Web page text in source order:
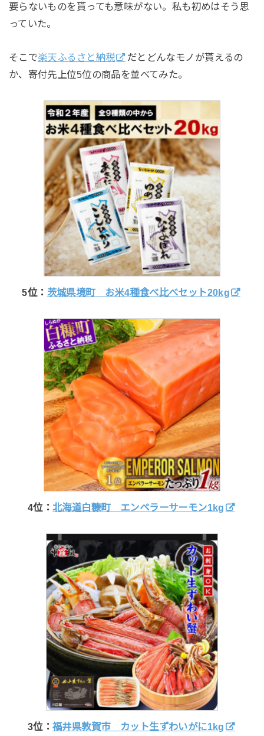
要らないものを貰っても意味がない。私も初めはそう思
っていた。
そこで楽天ふるさと納税
だとどんなモノが貰えるの
か、寄付先上位5位の商品を並べてみた。
5位： 茨城県境町 お米4種食べ比べセット20kg
4位： 北海道白糠町 エンペラーサーモン1kg
3位： 福井県敦賀市 カット生ずわいがに1kg